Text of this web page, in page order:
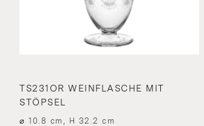
TS231OR WEINFLASCHE MIT
STÖPSEL
⌀ 10.8 cm, H 32.2 cm